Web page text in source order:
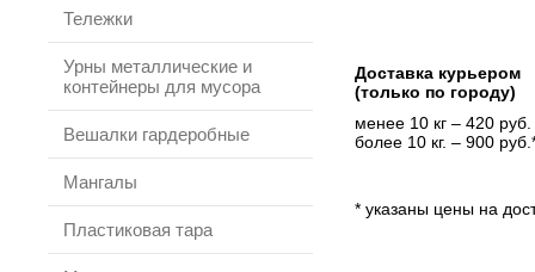
Тележки
Урны металлические и
контейнеры для мусора
Вешалки гардеробные
Мангалы
Пластиковая тара
Доставка курьером
(только по городу)
менее 10 кг – 420 руб.
более 10 кг. – 900
* указаны цены на